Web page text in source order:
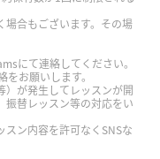
piànn 思いだし
咋地？ 谢谢
場合もございます。その場
にて連絡してください。
お願いします。
）が発生してレッスンが開
振替レッスン等の対応をい
スン内容を許可なくSNSな